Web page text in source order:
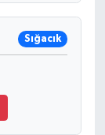
Sığacık